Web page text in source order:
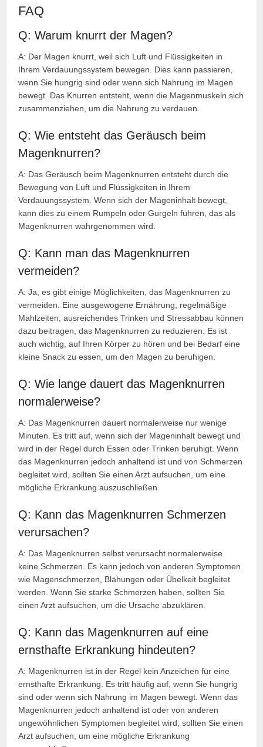
FAQ
Q: Warum knurrt der Magen?
A: Der Magen knurrt, weil sich Luft und Flüssigkeiten in
Ihrem Verdauungssystem bewegen. Dies kann passieren,
wenn Sie hungrig sind oder wenn sich Nahrung im Magen
bewegt. Das Knurren entsteht, wenn die Magenmuskeln sich
zusammenziehen, um die Nahrung zu verdauen.
Q: Wie entsteht das Geräusch beim
Magenknurren?
A: Das Geräusch beim Magenknurren entsteht durch die
Bewegung von Luft und Flüssigkeiten in Ihrem
Verdauungssystem. Wenn sich der Mageninhalt bewegt,
kann dies zu einem Rumpeln oder Gurgeln führen, das als
Magenknurren wahrgenommen wird.
Q: Kann man das Magenknurren
vermeiden?
A: Ja, es gibt einige Möglichkeiten, das Magenknurren zu
vermeiden. Eine ausgewogene Ernährung, regelmäßige
Mahlzeiten, ausreichendes Trinken und Stressabbau können
dazu beitragen, das Magenknurren zu reduzieren. Es ist
auch wichtig, auf Ihren Körper zu hören und bei Bedarf eine
kleine Snack zu essen, um den Magen zu beruhigen.
Q: Wie lange dauert das Magenknurren
normalerweise?
A: Das Magenknurren dauert normalerweise nur wenige
Minuten. Es tritt auf, wenn sich der Mageninhalt bewegt und
wird in der Regel durch Essen oder Trinken beruhigt. Wenn
das Magenknurren jedoch anhaltend ist und von Schmerzen
begleitet wird, sollten Sie einen Arzt aufsuchen, um eine
mögliche Erkrankung auszuschließen.
Q: Kann das Magenknurren Schmerzen
verursachen?
A: Das Magenknurren selbst verursacht normalerweise
keine Schmerzen. Es kann jedoch von anderen Symptomen
wie Magenschmerzen, Blähungen oder Übelkeit begleitet
werden. Wenn Sie starke Schmerzen haben, sollten Sie
einen Arzt aufsuchen, um die Ursache abzuklären.
Q: Kann das Magenknurren auf eine
ernsthafte Erkrankung hindeuten?
A: Magenknurren ist in der Regel kein Anzeichen für eine
ernsthafte Erkrankung. Es tritt häufig auf, wenn Sie hungrig
sind oder wenn sich Nahrung im Magen bewegt. Wenn das
Magenknurren jedoch anhaltend ist oder von anderen
ungewöhnlichen Symptomen begleitet wird, sollten Sie einen
Arzt aufsuchen, um eine mögliche Erkrankung